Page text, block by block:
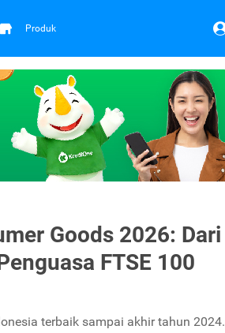
Produk
Goods 2026: Dari
FTSE 100
terbaik sampai akhir tahun 2024.